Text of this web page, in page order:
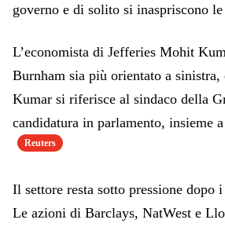
governo e di solito si inaspriscono
L’economista di Jefferies Mohit
Burnham sia più orientato a
Kumar si riferisce al sindaco della
candidatura in parlamento, insieme
Reuters
Il settore resta sotto pressione
Le azioni di Barclays, NatWest e